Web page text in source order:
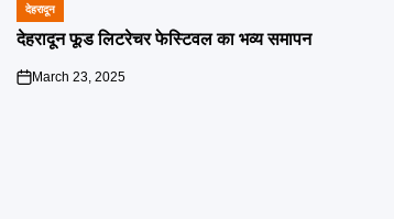
POSTED
IN
देहरादून
देहरादून फूड लिटरेचर फेस्टिवल का भव्य समापन
on
March 23, 2025